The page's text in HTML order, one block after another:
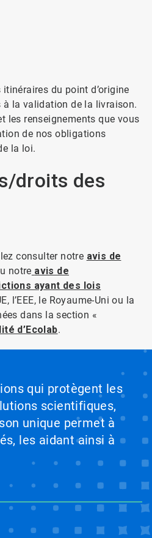
du point d’origine
à la validation de la livraison.
les renseignements que vous
de nos obligations
la loi.
droits des
consulter notre avis de
notre avis de
ayant des lois
l’EEE, le Royaume-Uni ou la
dans la section «
d’Ecolab.
qui protègent les
scientifiques,
unique permet à
les aidant ainsi à